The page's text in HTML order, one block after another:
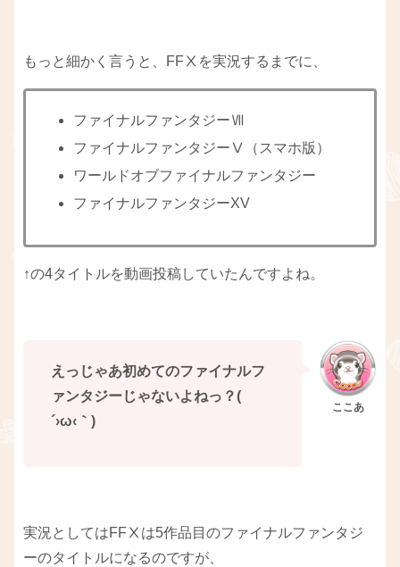
もっと細かく言うと、FFⅩを実況するまでに、
ファイナルファンタジーⅦ
ファイナルファンタジーⅤ（スマホ版）
ワールドオブファイナルファンタジー
ファイナルファンタジーXV
↑の4タイトルを動画投稿していたんですよね。
えっじゃあ初めてのファイナルフ
ァンタジーじゃないよねっ？(
´›ω‹｀)
実況としてはFFⅩは5作品目のファイナルファンタジ
ーのタイトルになるのですが、